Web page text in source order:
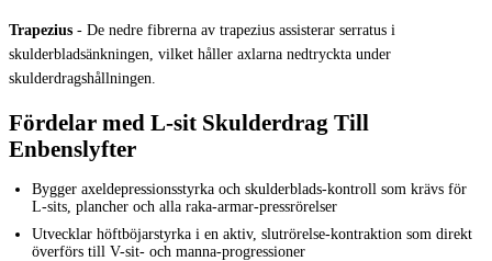
Trapezius - De nedre fibrerna av trapezius assisterar serratus i
skulderbladsänkningen, vilket håller axlarna nedtryckta under
skulderdragshållningen.
Fördelar med L-sit Skulderdrag Till
Enbenslyfter
Bygger axeldepressionsstyrka och skulderblads-kontroll som krävs för
L-sits, plancher och alla raka-armar-pressrörelser
Utvecklar höftböjarstyrka i en aktiv, slutrörelse-kontraktion som direkt
överförs till V-sit- och manna-progressioner